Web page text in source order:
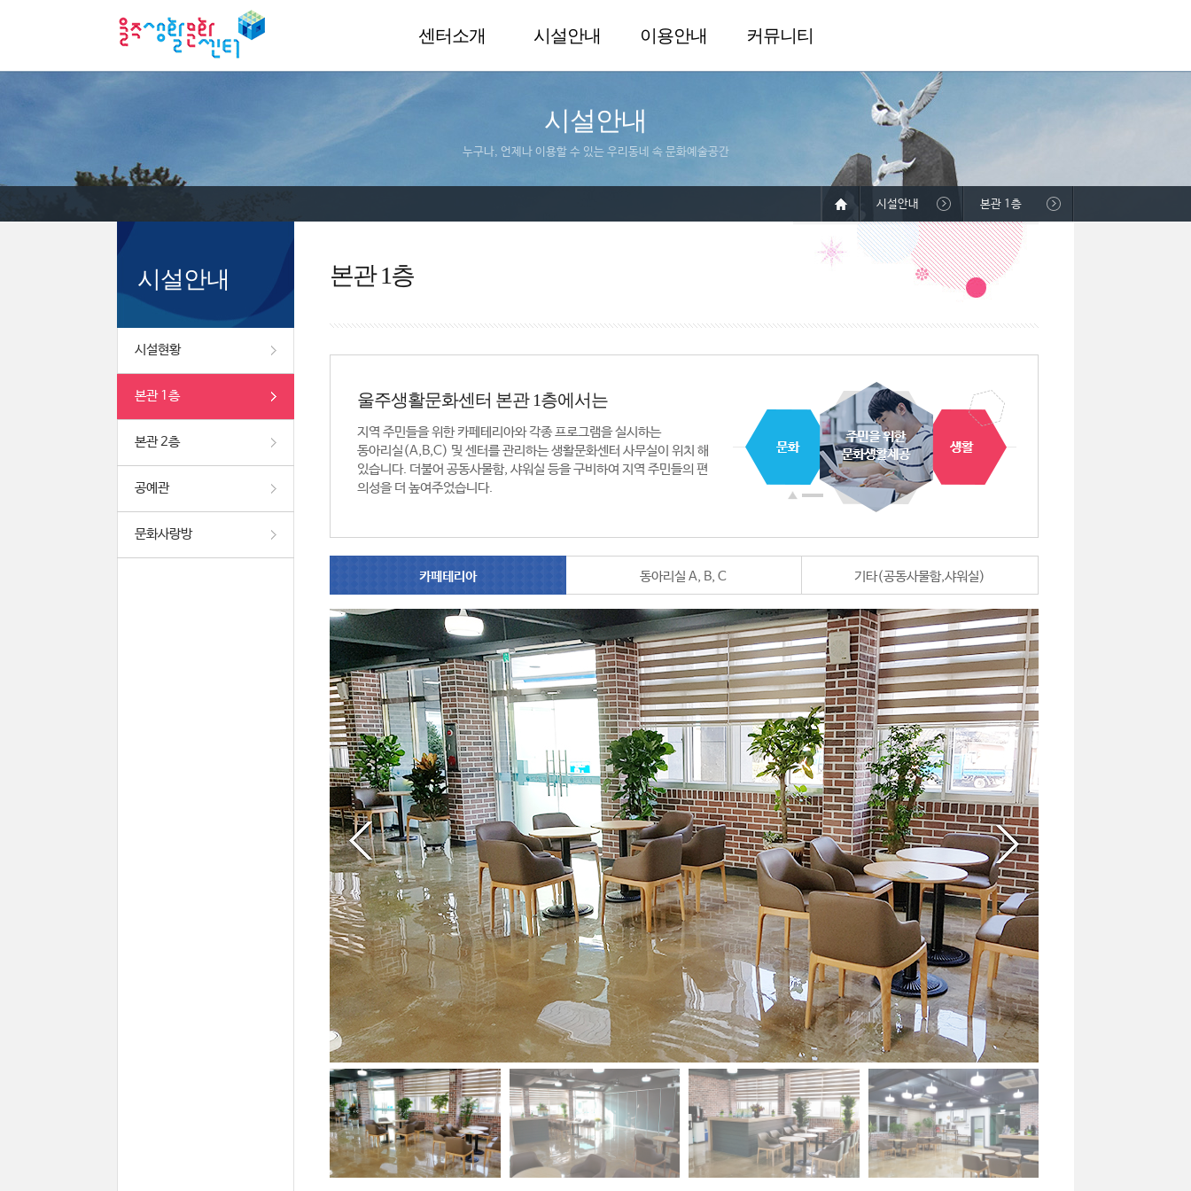
센터소개 시설안내 이용안내 커뮤니티
시설안내
누구나, 언제나 이용할 수 있는 우리동네 속 문화예술공간
시설안내
시설현황
본관 1층
본관 2층
공예관
문화사랑방
시설안내 본관 1층
본관 1층
울주생활문화센터 본관 1층에서는
지역 주민들을 위한 카페테리아와 각종 프로그램을 실시하는
동아리실(A,B,C) 및 센터를 관리하는 생활문화센터 사무실이 위치 해
있습니다. 더불어 공동사물함, 샤워실 등을 구비하여 지역 주민들의 편
의성을 더 높여주었습니다.
카페테리아 동아리실 A, B, C 기타(공동사물함,샤워실)